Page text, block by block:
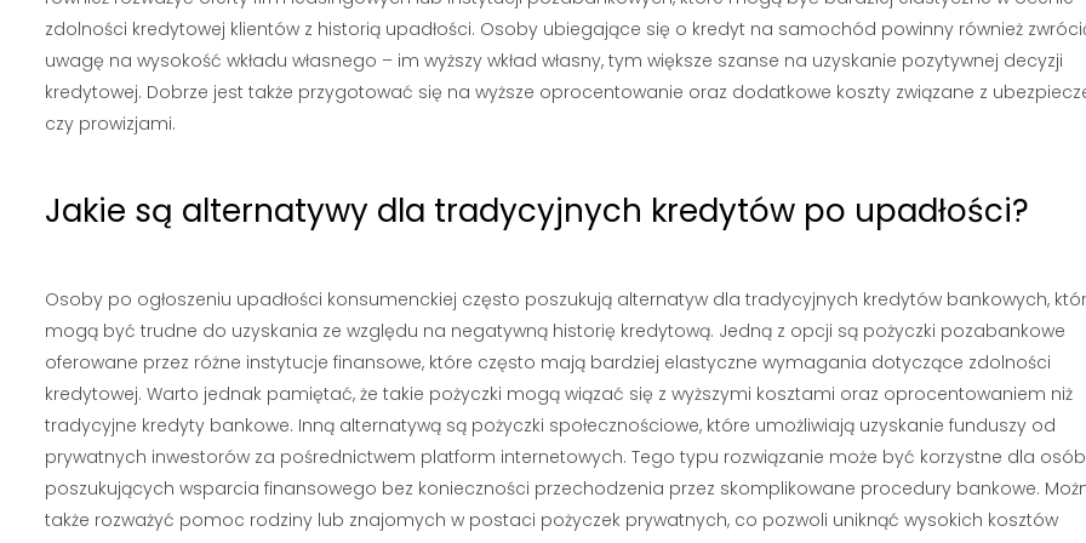
zdolności kredytowej klientów z historią upadłości. Osoby ubiegające się o kredyt na samochód powinny również
uwagę na wysokość wkładu własnego – im wyższy wkład własny, tym większe szanse na uzyskanie pozytywnej decyzji
kredytowej. Dobrze jest także przygotować się na wyższe oprocentowanie oraz dodatkowe koszty związane z
czy prowizjami.
Jakie są alternatywy dla tradycyjnych kredytów po upadłości?
Osoby po ogłoszeniu upadłości konsumenckiej często poszukują alternatyw dla tradycyjnych kredytów bankowych,
mogą być trudne do uzyskania ze względu na negatywną historię kredytową. Jedną z opcji są pożyczki pozabankowe
oferowane przez różne instytucje finansowe, które często mają bardziej elastyczne wymagania dotyczące zdolności
kredytowej. Warto jednak pamiętać, że takie pożyczki mogą wiązać się z wyższymi kosztami oraz oprocentowaniem niż
tradycyjne kredyty bankowe. Inną alternatywą są pożyczki społecznościowe, które umożliwiają uzyskanie funduszy od
prywatnych inwestorów za pośrednictwem platform internetowych. Tego typu rozwiązanie może być korzystne dla osób
poszukujących wsparcia finansowego bez konieczności przechodzenia przez skomplikowane procedury bankowe.
także rozważyć pomoc rodziny lub znajomych w postaci pożyczek prywatnych, co pozwoli uniknąć wysokich kosztów